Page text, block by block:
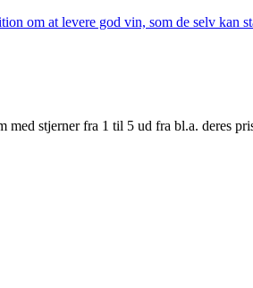
om at levere god vin, som de selv kan
stjerner fra 1 til 5 ud fra bl.a. deres